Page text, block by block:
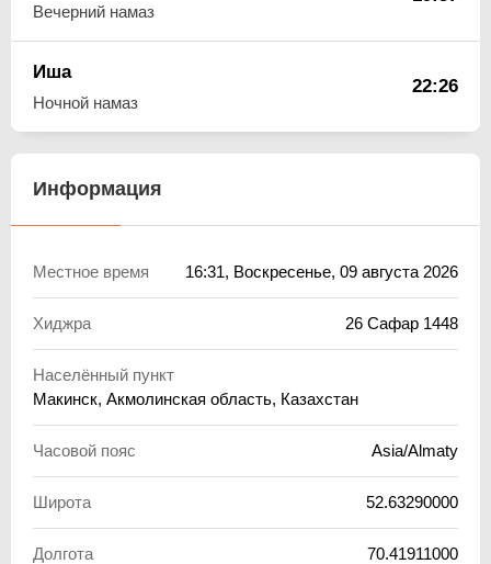
Вечерний намаз
Иша
Ночной намаз
22:26
Информация
Местное время 16:31, Воскресенье, 09 августа 2026
Хиджра 26 Сафар 1448
Населённый пункт
Макинск, Акмолинская область, Казахстан
Часовой пояс Asia/Almaty
Широта 52.63290000
Долгота 70.41911000